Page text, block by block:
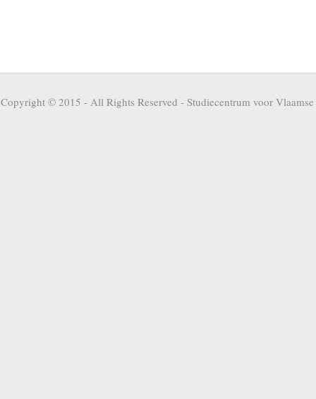
Copyright © 2015 - All Rights Reserved - Studiecentrum voor